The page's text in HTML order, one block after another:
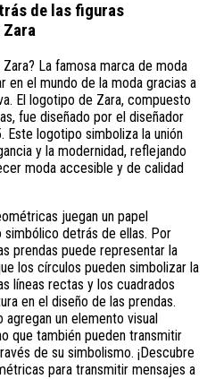
de las figuras
Zara
La famosa marca de moda
en el mundo de la moda gracias a
El logotipo de Zara, compuesto
fue diseñado por el diseñador
Este logotipo simboliza la unión
y la modernidad, reflejando
moda accesible y de calidad
juegan un papel
detrás de ellas. Por
prendas puede representar la
los círculos pueden simbolizar la
líneas rectas y los cuadrados
en el diseño de las prendas.
un elemento visual
que también pueden transmitir
de su simbolismo. ¡Descubre
para transmitir mensajes a